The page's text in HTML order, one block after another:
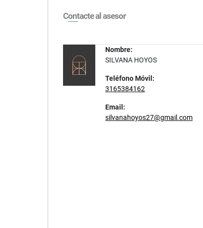
Contacte al asesor
Nombre:
SILVANA HOYOS
Teléfono Móvil:
3165384162
Email:
silvanahoyos27@gmail.com